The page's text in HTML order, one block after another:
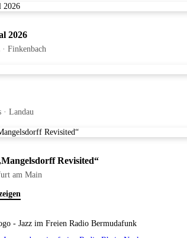
2026
Finkenbach
· Landau
Revisited“
am Main